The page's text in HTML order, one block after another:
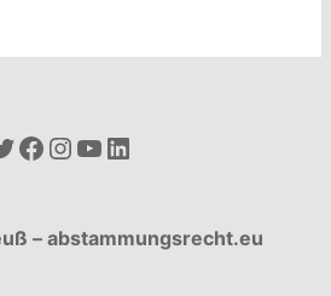
Facebook
Instagram
YouTube
LinkedIn
– abstammungsrecht.eu